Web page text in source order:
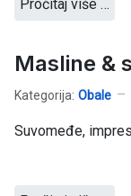
Pročitaj više …
Masline &
Kategorija: Obale
Suvomeđe,